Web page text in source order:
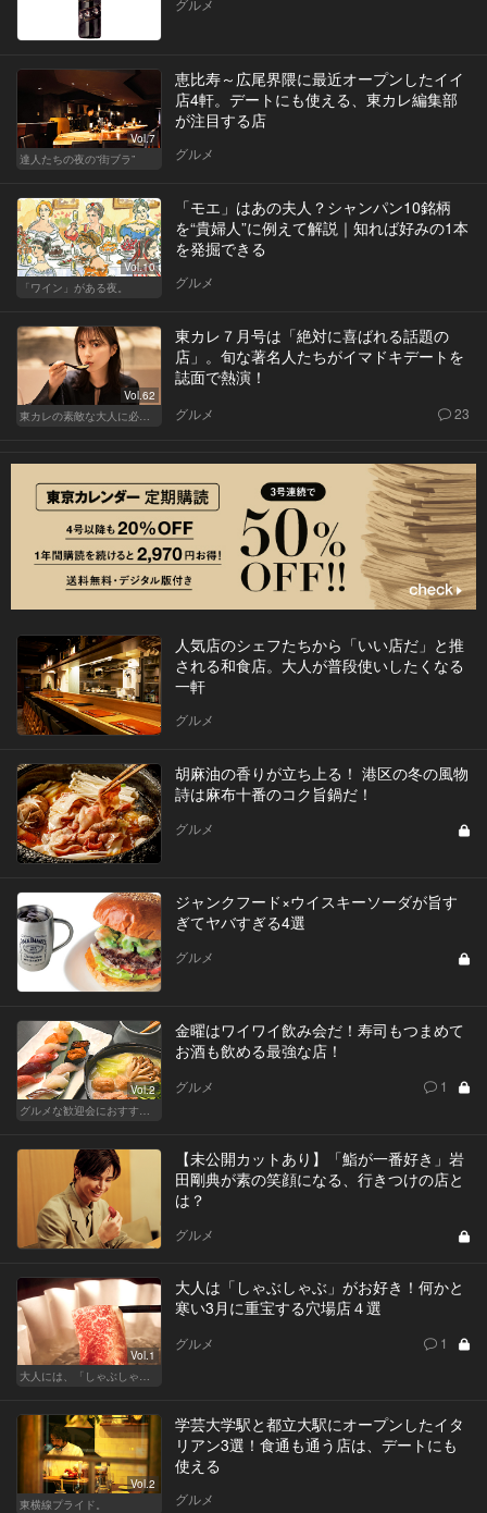
グルメ
Vol.7
達人たちの夜の“街ブラ”
恵比寿～広尾界隈に最近オープンしたイイ
店4軒。デートにも使える、東カレ編集部
が注目する店
グルメ
Vol.10
「ワイン」がある夜。
「モエ」はあの夫人？シャンパン10銘柄
を“貴婦人”に例えて解説｜知れば好みの1本
を発掘できる
グルメ
Vol.62
東カレの素敵な大人に必要なこと
東カレ７月号は「絶対に喜ばれる話題の
店」。旬な著名人たちがイマドキデートを
誌面で熱演！
グルメ 23
人気店のシェフたちから「いい店だ」と推
される和食店。大人が普段使いしたくなる
一軒
グルメ
胡麻油の香りが立ち上る！ 港区の冬の風物
詩は麻布十番のコク旨鍋だ！
グルメ
ジャンクフード×ウイスキーソーダが旨す
ぎてヤバすぎる4選
グルメ
Vol.2
グルメな歓迎会におすすめな東京の人気店
金曜はワイワイ飲み会だ！寿司もつまめて
お酒も飲める最強な店！
グルメ 1
【未公開カットあり】「鮨が一番好き」岩
田剛典が素の笑顔になる、行きつけの店と
は？
グルメ
Vol.1
大人は「しゃぶしゃぶ」がお好き！何かと
寒い3月に重宝する穴場店４選
グルメ 1
Vol.2
東横線プライド。
学芸大学駅と都立大駅にオープンしたイタ
リアン3選！食通も通う店は、デートにも
使える
グルメ